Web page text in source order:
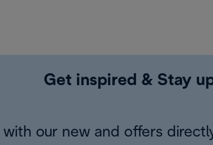
Get inspired & Stay
with our new and offers